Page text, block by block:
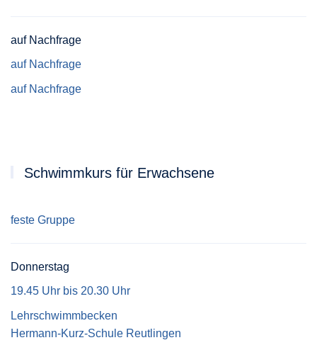
auf Nachfrage
auf Nachfrage
auf Nachfrage
Schwimmkurs für Erwachsene
feste Gruppe
Donnerstag
19.45 Uhr bis 20.30 Uhr
Lehrschwimmbecken
Hermann-Kurz-Schule Reutlingen